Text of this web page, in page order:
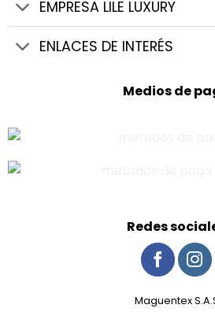
EMPRESA LILE LUXURY
ENLACES DE INTERÉS
Medios de
Redes
Maguentex